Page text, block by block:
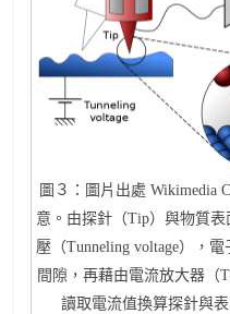
圖３：圖片出處 Wikimedia
意。由探針（Tip）與物質
壓（Tunneling voltage），
間隙，再藉由電流放大器（
讀取電流值換算探針與表